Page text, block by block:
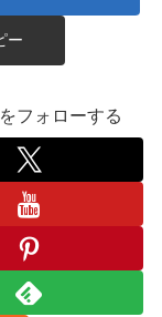
ー
フォローする